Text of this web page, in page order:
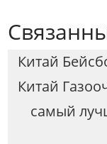
Китай
Китай
самый